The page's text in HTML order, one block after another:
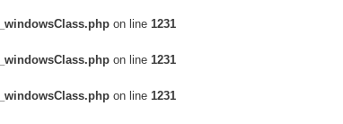
on line 1231
on line 1231
on line 1231